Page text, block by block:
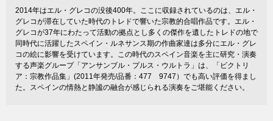
2014年はエル・グレコの没後400年。ここに収録されているのは、エル・
グレコが滞在していた時代のトレドで響いた宗教的合唱作品です。エル・
グレコが37年にわたって活動の拠点とし多くの傑作を遺したトレドの地で
同時代に活躍したスペイン・ルネサンス期の作曲家達は多分にエル・グレ
コの絵に影響を受けています。この時代のスペイン音楽を主に研究・演奏
する声楽グループ「アンサンブル・プルス・ウルトラ」は、「ビクトリ
ア：宗教作品集」(2011年発売/品番：477 9747）でも高い評価を得まし
た。スペインの情熱と静謐の融合が感じられる演奏をご堪能ください。